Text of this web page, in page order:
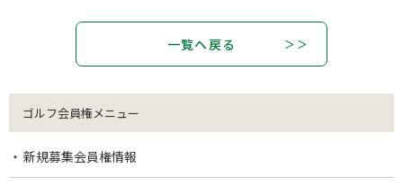
一覧へ戻る
ゴルフ会員権メニュー
新規募集会員権情報